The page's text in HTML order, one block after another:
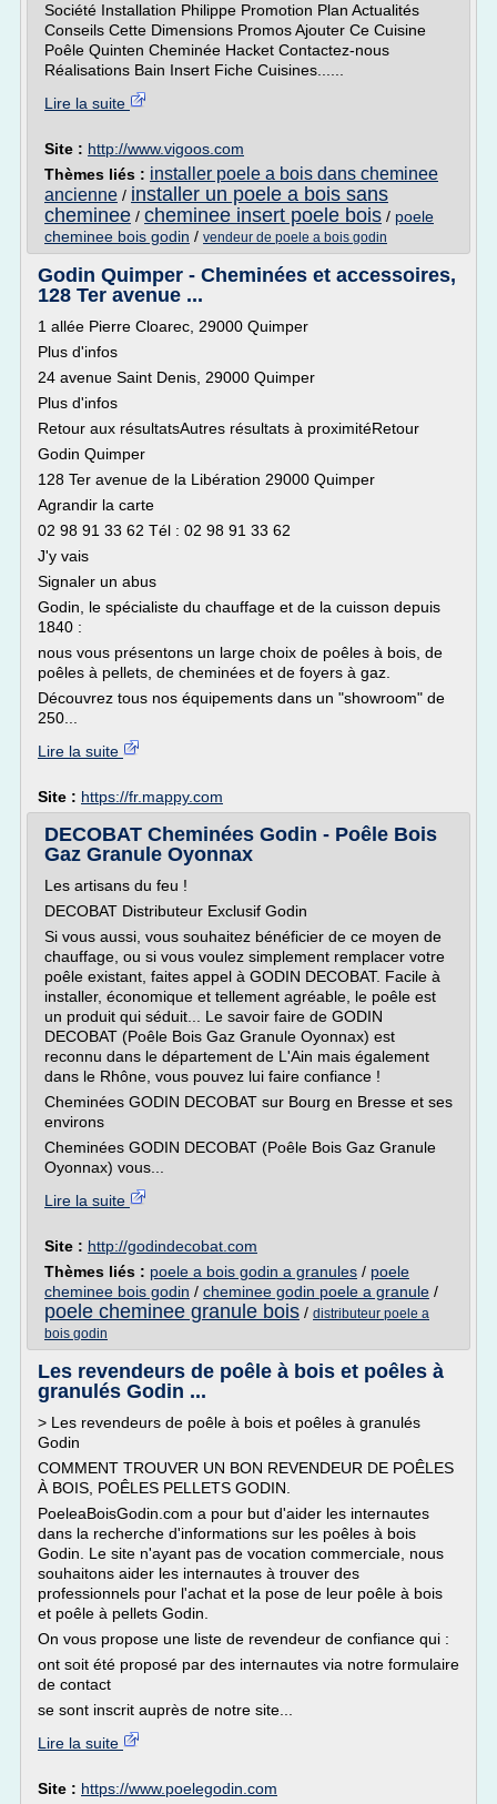
Société Installation Philippe Promotion Plan Actualités
Conseils Cette Dimensions Promos Ajouter Ce Cuisine
Poêle Quinten Cheminée Hacket Contactez-nous
Réalisations Bain Insert Fiche Cuisines......
Lire la suite
Site : http://www.vigoos.com
Thèmes liés : installer poele a bois dans cheminee
ancienne / installer un poele a bois sans
cheminee / cheminee insert poele bois / poele
cheminee bois godin / vendeur de poele a bois godin
Godin Quimper - Cheminées et accessoires,
128 Ter avenue ...
1 allée Pierre Cloarec, 29000 Quimper
Plus d'infos
24 avenue Saint Denis, 29000 Quimper
Plus d'infos
Retour aux résultatsAutres résultats à proximitéRetour
Godin Quimper
128 Ter avenue de la Libération 29000 Quimper
Agrandir la carte
02 98 91 33 62 Tél : 02 98 91 33 62
J'y vais
Signaler un abus
Godin, le spécialiste du chauffage et de la cuisson depuis
1840 :
nous vous présentons un large choix de poêles à bois, de
poêles à pellets, de cheminées et de foyers à gaz.
Découvrez tous nos équipements dans un "showroom" de
250...
Lire la suite
Site : https://fr.mappy.com
DECOBAT Cheminées Godin - Poêle Bois
Gaz Granule Oyonnax
Les artisans du feu !
DECOBAT Distributeur Exclusif Godin
Si vous aussi, vous souhaitez bénéficier de ce moyen de
chauffage, ou si vous voulez simplement remplacer votre
poêle existant, faites appel à GODIN DECOBAT. Facile à
installer, économique et tellement agréable, le poêle est
un produit qui séduit... Le savoir faire de GODIN
DECOBAT (Poêle Bois Gaz Granule Oyonnax) est
reconnu dans le département de L'Ain mais également
dans le Rhône, vous pouvez lui faire confiance !
Cheminées GODIN DECOBAT sur Bourg en Bresse et ses
environs
Cheminées GODIN DECOBAT (Poêle Bois Gaz Granule
Oyonnax) vous...
Lire la suite
Site : http://godindecobat.com
Thèmes liés : poele a bois godin a granules / poele
cheminee bois godin / cheminee godin poele a granule /
poele cheminee granule bois / distributeur poele a
bois godin
Les revendeurs de poêle à bois et poêles à
granulés Godin ...
> Les revendeurs de poêle à bois et poêles à granulés
Godin
COMMENT TROUVER UN BON REVENDEUR DE POÊLES
À BOIS, POÊLES PELLETS GODIN.
PoeleaBoisGodin.com a pour but d'aider les internautes
dans la recherche d'informations sur les poêles à bois
Godin. Le site n'ayant pas de vocation commerciale, nous
souhaitons aider les internautes à trouver des
professionnels pour l'achat et la pose de leur poêle à bois
et poêle à pellets Godin.
On vous propose une liste de revendeur de confiance qui :
ont soit été proposé par des internautes via notre formulaire
de contact
se sont inscrit auprès de notre site...
Lire la suite
Site : https://www.poelegodin.com